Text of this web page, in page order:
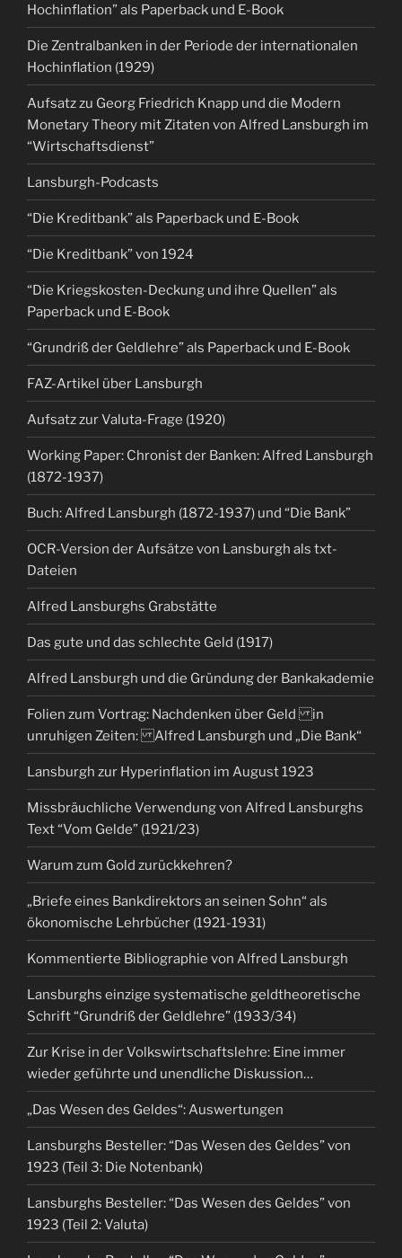
Hochinflation” als Paperback und E-Book
Die Zentralbanken in der Periode der internationalen
Hochinflation (1929)
Aufsatz zu Georg Friedrich Knapp und die Modern
Monetary Theory mit Zitaten von Alfred Lansburgh im
“Wirtschaftsdienst”
Lansburgh-Podcasts
“Die Kreditbank” als Paperback und E-Book
“Die Kreditbank” von 1924
“Die Kriegskosten-Deckung und ihre Quellen” als
Paperback und E-Book
“Grundriß der Geldlehre” als Paperback und E-Book
FAZ-Artikel über Lansburgh
Aufsatz zur Valuta-Frage (1920)
Working Paper: Chronist der Banken: Alfred Lansburgh
(1872-1937)
Buch: Alfred Lansburgh (1872-1937) und “Die Bank”
OCR-Version der Aufsätze von Lansburgh als txt-
Dateien
Alfred Lansburghs Grabstätte
Das gute und das schlechte Geld (1917)
Alfred Lansburgh und die Gründung der Bankakademie
Folien zum Vortrag: Nachdenken über Geld in
unruhigen Zeiten: Alfred Lansburgh und „Die Bank“
Lansburgh zur Hyperinflation im August 1923
Missbräuchliche Verwendung von Alfred Lansburghs
Text “Vom Gelde” (1921/23)
Warum zum Gold zurückkehren?
„Briefe eines Bankdirektors an seinen Sohn“ als
ökonomische Lehrbücher (1921-1931)
Kommentierte Bibliographie von Alfred Lansburgh
Lansburghs einzige systematische geldtheoretische
Schrift “Grundriß der Geldlehre” (1933/34)
Zur Krise in der Volkswirtschaftslehre: Eine immer
wieder geführte und unendliche Diskussion…
„Das Wesen des Geldes“: Auswertungen
Lansburghs Besteller: “Das Wesen des Geldes” von
1923 (Teil 3: Die Notenbank)
Lansburghs Besteller: “Das Wesen des Geldes” von
1923 (Teil 2: Valuta)